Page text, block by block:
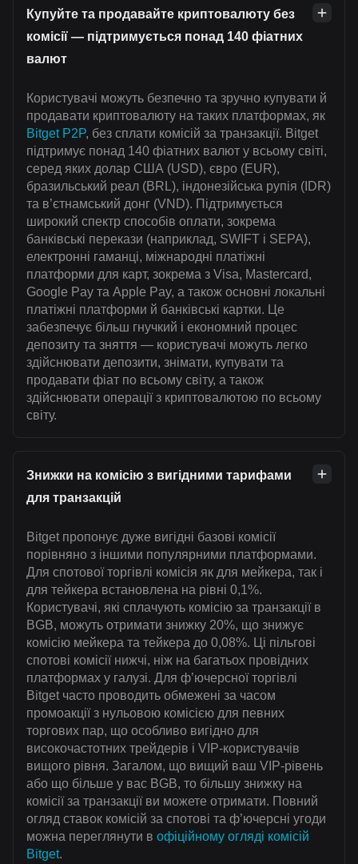
Купуйте та продавайте криптовалюту без
комісії — підтримується понад 140 фіатних
валют
Користувачі можуть безпечно та зручно купувати й
продавати криптовалюту на таких платформах, як
Bitget P2P, без сплати комісій за транзакції. Bitget
підтримує понад 140 фіатних валют у всьому світі,
серед яких долар США (USD), євро (EUR),
бразильський реал (BRL), індонезійська рупія (IDR)
та в’єтнамський донг (VND). Підтримується
широкий спектр способів оплати, зокрема
банківські перекази (наприклад, SWIFT і SEPA),
електронні гаманці, міжнародні платіжні
платформи для карт, зокрема з Visa, Mastercard,
Google Pay та Apple Pay, а також основні локальні
платіжні платформи й банківські картки. Це
забезпечує більш гнучкий і економний процес
депозиту та зняття — користувачі можуть легко
здійснювати депозити, знімати, купувати та
продавати фіат по всьому світу, а також
здійснювати операції з криптовалютою по всьому
світу.
Знижки на комісію з вигідними тарифами
для транзакцій
Bitget пропонує дуже вигідні базові комісії
порівняно з іншими популярними платформами.
Для спотової торгівлі комісія як для мейкера, так і
для тейкера встановлена на рівні 0,1%.
Користувачі, які сплачують комісію за транзакції в
BGB, можуть отримати знижку 20%, що знижує
комісію мейкера та тейкера до 0,08%. Ці пільгові
спотові комісії нижчі, ніж на багатьох провідних
платформах у галузі. Для ф’ючерсної торгівлі
Bitget часто проводить обмежені за часом
промоакції з нульовою комісією для певних
торгових пар, що особливо вигідно для
високочастотних трейдерів і VIP-користувачів
вищого рівня. Загалом, що вищий ваш VIP-рівень
або що більше у вас BGB, то більшу знижку на
комісії за транзакції ви можете отримати. Повний
огляд ставок комісій за спотові та ф’ючерсні угоди
можна переглянути в офіційному огляді комісій
Bitget.